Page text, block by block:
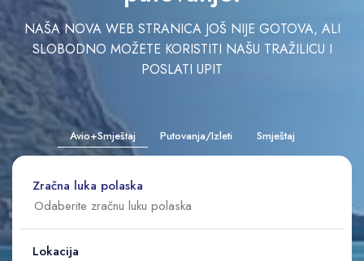
NAŠA NOVA WEB STRANICA JOŠ NIJE GOTOVA, ALI
SLOBODNO MOŽETE KORISTITI NAŠU TRAŽILICU I
POSLATI UPIT
Avio+Smještaj Putovanja/Izleti Smještaj
Zračna luka polaska
Lokacija